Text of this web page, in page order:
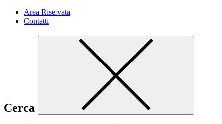
Area Riservata
Contatti
Cerca